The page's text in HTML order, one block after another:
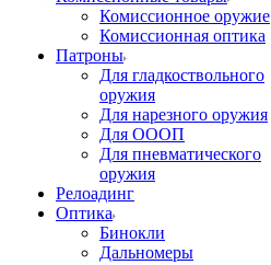
Комиссионное оружие
Комиссионная оптика
Патроны
Для гладкоствольного
оружия
Для нарезного оружия
Для ОООП
Для пневматического
оружия
Релоадинг
Оптика
Бинокли
Дальномеры